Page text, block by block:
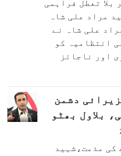
بلا تعطل فراہمی
مراد علی شاہ
علی شاہ نے
انتظامیہ کو
اور ناجائز
دشمن
بلاول بھٹو
کی مذمت،شہید